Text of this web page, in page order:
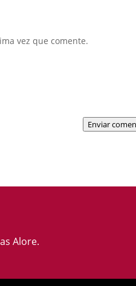
vez que comente.
Enviar
Alore.